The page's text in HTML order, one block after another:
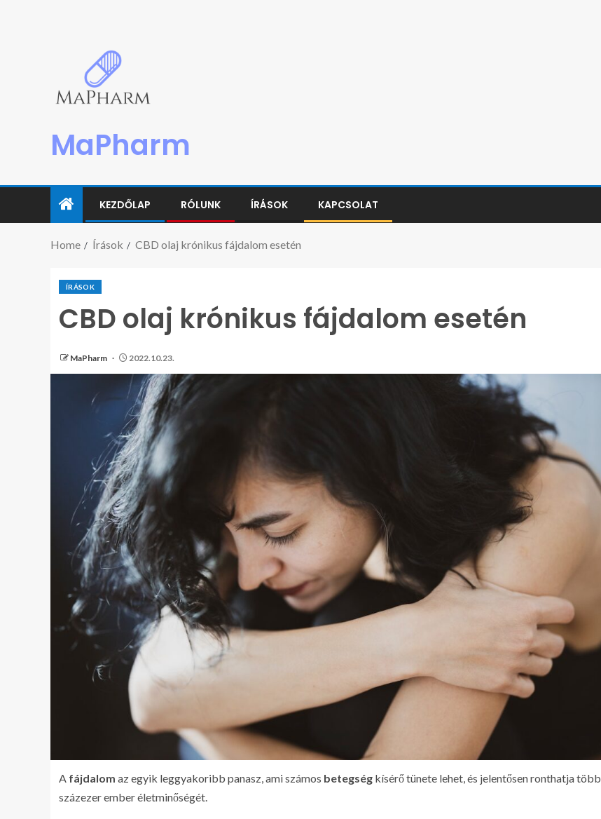
MaPharm
KEZDŐLAP RÓLUNK ÍRÁSOK KAPCSOLAT
Home Írások CBD olaj krónikus fájdalom esetén
ÍRÁSOK
CBD olaj krónikus fájdalom esetén
MaPharm 2022.10.23.
A fájdalom az egyik leggyakoribb panasz, ami számos betegség kísérő tünete lehet, és jelentősen ronthatja több
százezer ember életminőségét.